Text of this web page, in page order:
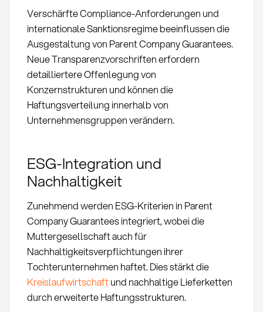
Verschärfte Compliance-Anforderungen und
internationale Sanktionsregime beeinflussen die
Ausgestaltung von Parent Company Guarantees.
Neue Transparenzvorschriften erfordern
detailliertere Offenlegung von
Konzernstrukturen und können die
Haftungsverteilung innerhalb von
Unternehmensgruppen verändern.
ESG-Integration und
Nachhaltigkeit
Zunehmend werden ESG-Kriterien in Parent
Company Guarantees integriert, wobei die
Muttergesellschaft auch für
Nachhaltigkeitsverpflichtungen ihrer
Tochterunternehmen haftet. Dies stärkt die
Kreislaufwirtschaftund nachhaltige Lieferketten
durch erweiterte Haftungsstrukturen.